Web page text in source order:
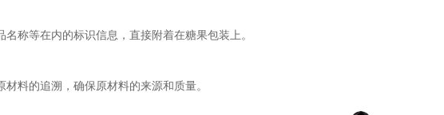
称等在内的标识信息，直接附着在糖果包装上。
料的追溯，确保原材料的来源和质量。